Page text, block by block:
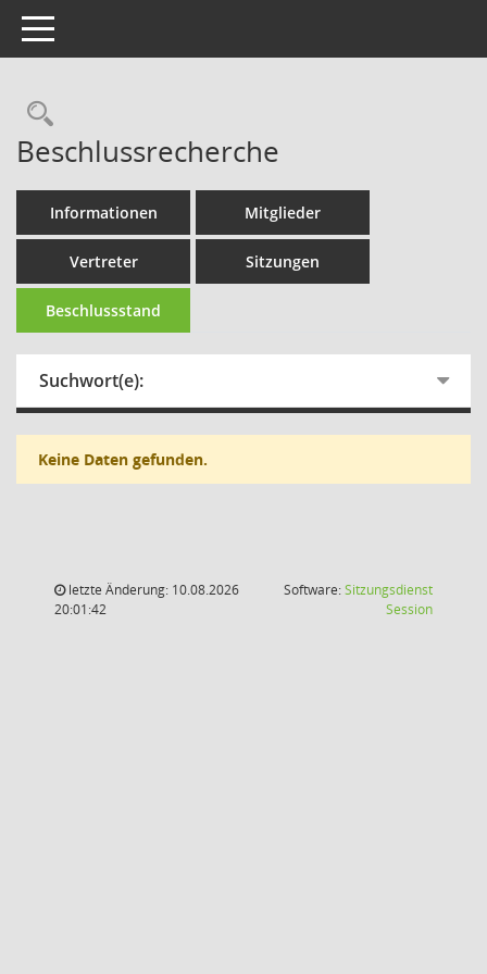
Toggle navigation
Rechercheauswahl
Beschlussrecherche
Informationen Mitglieder
Vertreter Sitzungen
Beschlussstand
Suchwort(e):
Keine Daten gefunden.
letzte Änderung: 10.08.2026
20:01:42
Software:Sitzungsdienst
Session(Wird in